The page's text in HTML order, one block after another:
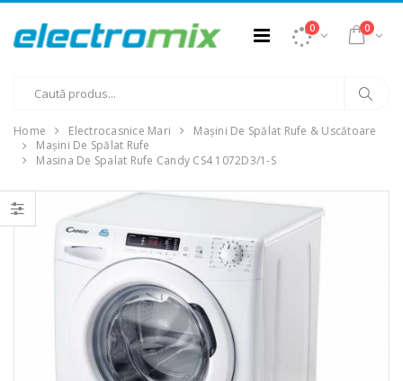
0 0
Home Electrocasnice Mari
Mașini De Spălat Rufe & Uscătoare
Mașini De Spălat Rufe
Masina De Spalat Rufe Candy CS4 1072D3/1-S